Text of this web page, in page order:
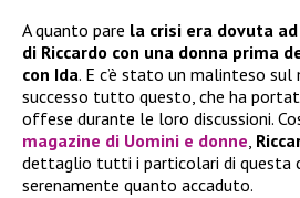
A quanto pare la crisi era dovuta
di Riccardo con una donna prima
con Ida. E c’è stato un malinteso
successo tutto questo, che ha
offese durante le loro discussioni.
magazine di Uomini e donne,
dettaglio tutti i particolari di questa
serenamente quanto accaduto.